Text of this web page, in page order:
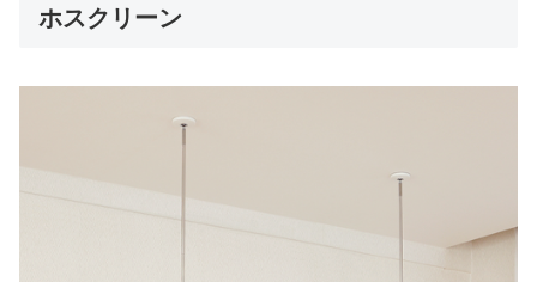
ホスクリーン